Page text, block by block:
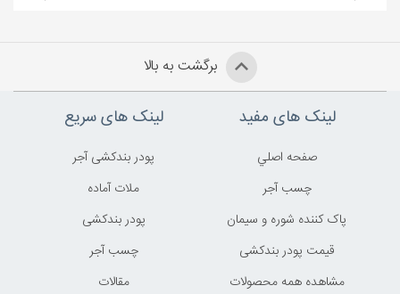
برگشت به بالا
لینک های مفید
صفحه اصلي
چسب آجر
پاک کننده شوره و سیمان
قیمت پودر بندکشی
مشاهده همه محصولات
لینک های سریع
پودر بندکشی آجر
ملات آماده
پودر بندکشی
چسب آجر
مقالات